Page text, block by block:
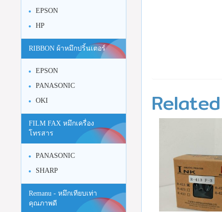
EPSON
HP
RIBBON ผ้าหมึกปริ้นเตอร์
EPSON
PANASONIC
OKI
FILM FAX หมึกเครื่อง
โทรสาร
PANASONIC
SHARP
Remanu - หมึกเทียบเท่า
คุณภาพดี